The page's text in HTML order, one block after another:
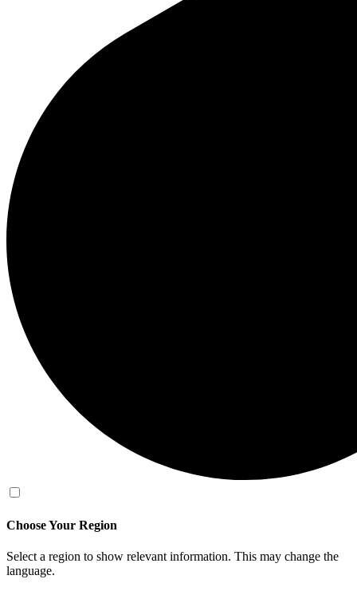
Choose Your Region
Select a region to show relevant information. This may change the
language.